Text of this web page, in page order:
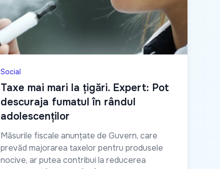
Social
Taxe mai mari la țigări. Expert: Pot
descuraja fumatul în rândul
adolescenților
Măsurile fiscale anunțate de Guvern, care
prevăd majorarea taxelor pentru produsele
nocive, ar putea contribui la reducerea